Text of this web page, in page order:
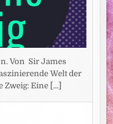
Von Sir James
Welt der
Zweig: Eine [...]